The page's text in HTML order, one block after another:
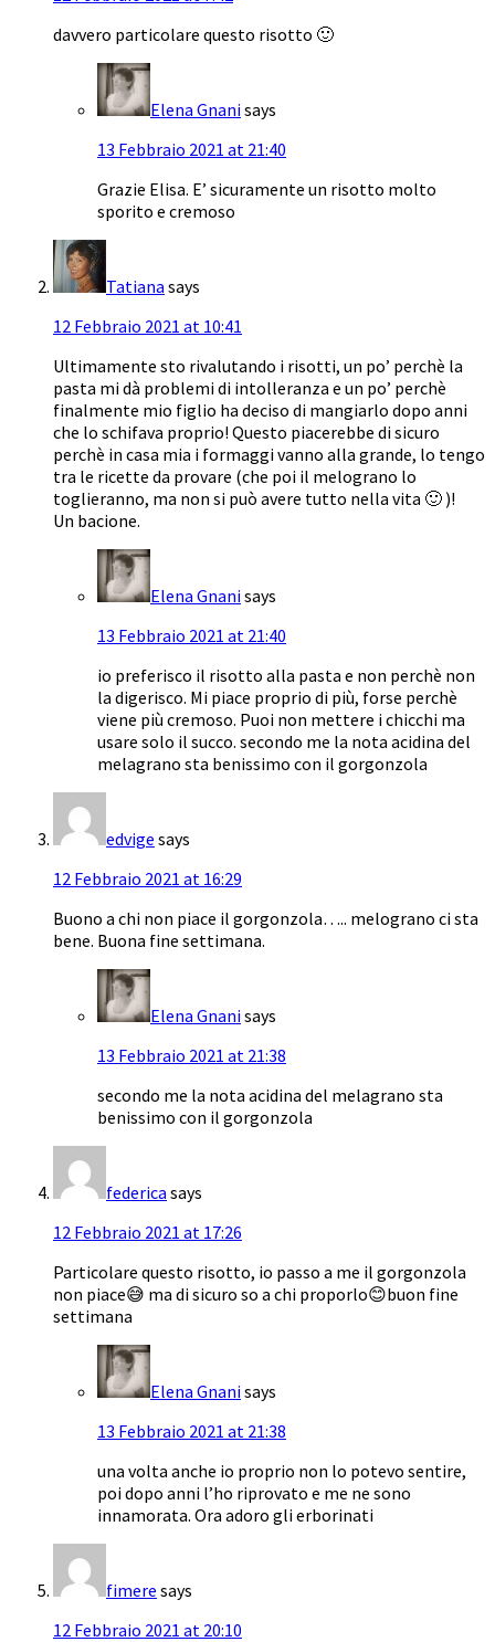
davvero particolare questo risotto 🙂
Elena Gnanisays
13 Febbraio 2021 at 21:40
Grazie Elisa. E’ sicuramente un risotto molto
sporito e cremoso
Tatiana says
12 Febbraio 2021 at 10:41
Ultimamente sto rivalutando i risotti, un po’ perchè la
pasta mi dà problemi di intolleranza e un po’ perchè
finalmente mio figlio ha deciso di mangiarlo dopo anni
che lo schifava proprio! Questo piacerebbe di sicuro
perchè in casa mia i formaggi vanno alla grande, lo tengo
tra le ricette da provare (che poi il melograno lo
toglieranno, ma non si può avere tutto nella vita 🙂 )!
Un bacione.
Elena Gnanisays
13 Febbraio 2021 at 21:40
io preferisco il risotto alla pasta e non perchè non
la digerisco. Mi piace proprio di più, forse perchè
viene più cremoso. Puoi non mettere i chicchi ma
usare solo il succo. secondo me la nota acidina del
melagrano sta benissimo con il gorgonzola
edvige says
12 Febbraio 2021 at 16:29
Buono a chi non piace il gorgonzola….. melograno ci sta
bene. Buona fine settimana.
Elena Gnanisays
13 Febbraio 2021 at 21:38
secondo me la nota acidina del melagrano sta
benissimo con il gorgonzola
federica says
12 Febbraio 2021 at 17:26
Particolare questo risotto, io passo a me il gorgonzola
non piace😅 ma di sicuro so a chi proporlo😊buon fine
settimana
Elena Gnanisays
13 Febbraio 2021 at 21:38
una volta anche io proprio non lo potevo sentire,
poi dopo anni l’ho riprovato e me ne sono
innamorata. Ora adoro gli erborinati
fimere says
12 Febbraio 2021 at 20:10